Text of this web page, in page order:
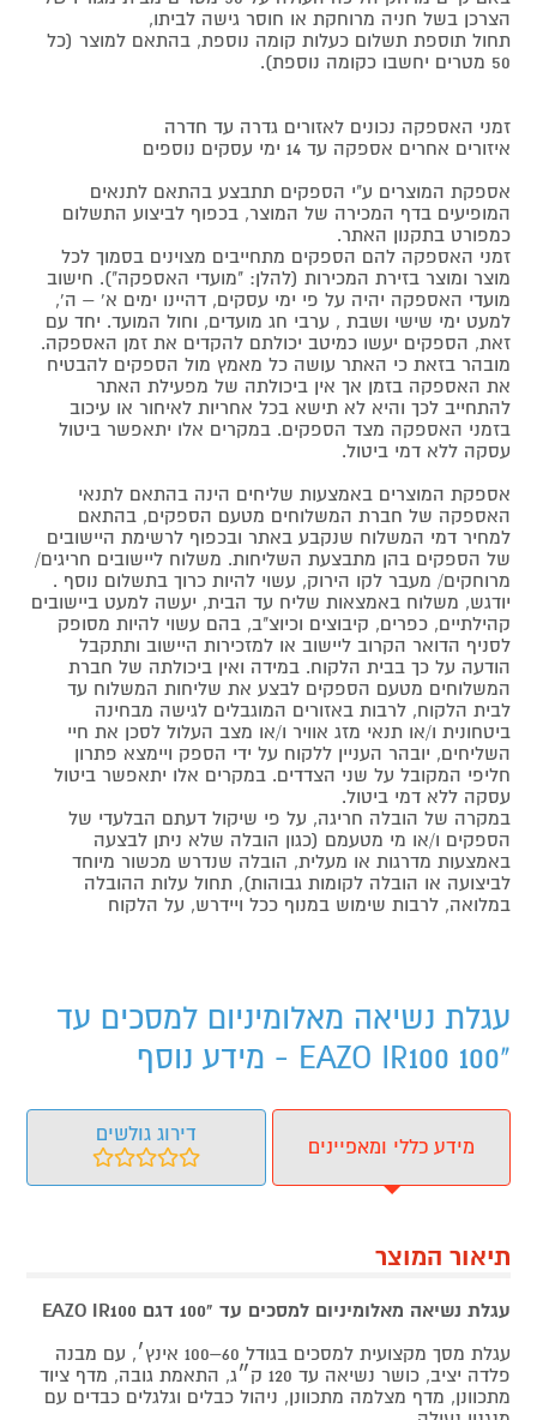
הצרכן בשל חניה מרוחקת או חוסר גישה לביתו,
תחול תוספת תשלום כעלות קומה נוספת, בהתאם למוצר (כל
50 מטרים יחשבו כקומה נוספת).
זמני האספקה נכונים לאזורים גדרה עד חדרה
איזורים אחרים אספקה עד 14 ימי עסקים נוספים
אספקת המוצרים ע"י הספקים תתבצע בהתאם לתנאים
המופיעים בדף המכירה של המוצר, בכפוף לביצוע התשלום
כמפורט בתקנון האתר.
זמני האספקה להם הספקים מתחייבים מצוינים בסמוך לכל
מוצר ומוצר בזירת המכירות (להלן: "מועדי האספקה"). חישוב
מועדי האספקה יהיה על פי ימי עסקים, דהיינו ימים א' – ה',
למעט ימי שישי ושבת , ערבי חג מועדים, וחול המועד. יחד עם
זאת, הספקים יעשו כמיטב יכולתם להקדים את זמן האספקה.
מובהר בזאת כי האתר עושה כל מאמץ מול הספקים להבטיח
את האספקה בזמן אך אין ביכולתה של מפעילת האתר
להתחייב לכך והיא לא תישא בכל אחריות לאיחור או עיכוב
בזמני האספקה מצד הספקים. במקרים אלו יתאפשר ביטול
עסקה ללא דמי ביטול.
אספקת המוצרים באמצעות שליחים הינה בהתאם לתנאי
האספקה של חברת המשלוחים מטעם הספקים, בהתאם
למחיר דמי המשלוח שנקבע באתר ובכפוף לרשימת היישובים
של הספקים בהן מתבצעת השליחות. משלוח ליישובים חריגים/
מרוחקים/ מעבר לקו הירוק, עשוי להיות כרוך בתשלום נוסף .
יודגש, משלוח באמצאות שליח עד הבית, יעשה למעט ביישובים
קהילתיים, כפרים, קיבוצים וכיוצ"ב, בהם עשוי להיות מסופק
לסניף הדואר הקרוב ליישוב או למזכירות היישוב ותתקבל
הודעה על כך בבית הלקוח. במידה ואין ביכולתה של חברת
המשלוחים מטעם הספקים לבצע את שליחות המשלוח עד
לבית הלקוח, לרבות באזורים המוגבלים לגישה מבחינה
ביטחונית ו/או תנאי מזג אוויר ו/או מצב העלול לסכן את חיי
השליחים, יובהר העניין ללקוח על ידי הספק ויימצא פתרון
חליפי המקובל על שני הצדדים. במקרים אלו יתאפשר ביטול
עסקה ללא דמי ביטול.
במקרה של הובלה חריגה, על פי שיקול דעתם הבלעדי של
הספקים ו/או מי מטעמם (כגון הובלה שלא ניתן לבצעה
באמצעות מדרגות או מעלית, הובלה שנדרש מכשור מיוחד
לביצועה או הובלה לקומות גבוהות), תחול עלות ההובלה
במלואה, לרבות שימוש במנוף ככל ויידרש, על הלקוח
עגלת נשיאה מאלומיניום למסכים עד
"100 EAZO IR100 - מידע נוסף
מידע כללי ומאפיינים
דירוג גולשים
תיאור המוצר
עגלת נשיאה מאלומיניום למסכים עד "100 דגם EAZO IR100
עגלת מסך מקצועית למסכים בגודל 60–100 אינץ׳, עם מבנה
פלדה יציב, כושר נשיאה עד 120 ק״ג, התאמת גובה, מדף ציוד
מתכוונן, מדף מצלמה מתכוונן, ניהול כבלים וגלגלים כבדים עם